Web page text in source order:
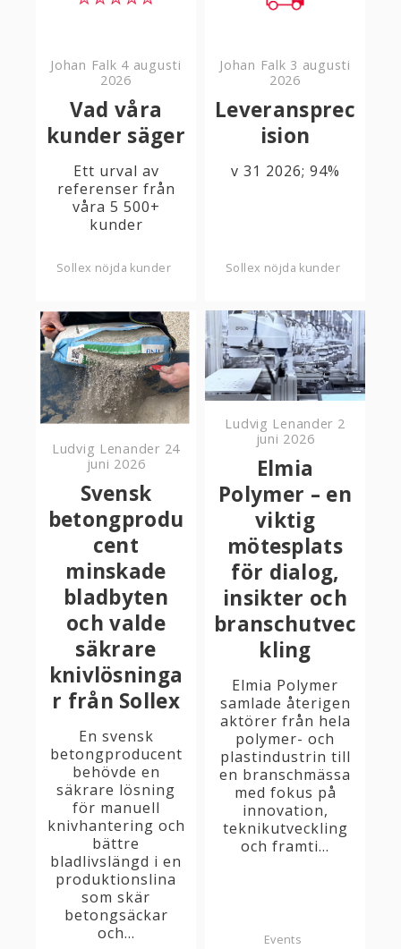
Johan Falk 4 augusti
2026
Vad våra
kunder säger
Ett urval av
referenser från
våra 5 500+
kunder
Sollex nöjda kunder
Johan Falk 3 augusti
2026
Leveransprec
ision
v 31 2026; 94%
Sollex nöjda kunder
Ludvig Lenander 24
juni 2026
Svensk
betongprodu
cent
minskade
bladbyten
och valde
säkrare
knivlösninga
r från Sollex
En svensk
betongproducent
behövde en
säkrare lösning
för manuell
knivhantering och
bättre
bladlivslängd i en
produktionslina
som skär
betongsäckar
och...
Ludvig Lenander 2
juni 2026
Elmia
Polymer – en
viktig
mötesplats
för dialog,
insikter och
branschutvec
kling
Elmia Polymer
samlade återigen
aktörer från hela
polymer- och
plastindustrin till
en branschmässa
med fokus på
innovation,
teknikutveckling
och framti...
Events